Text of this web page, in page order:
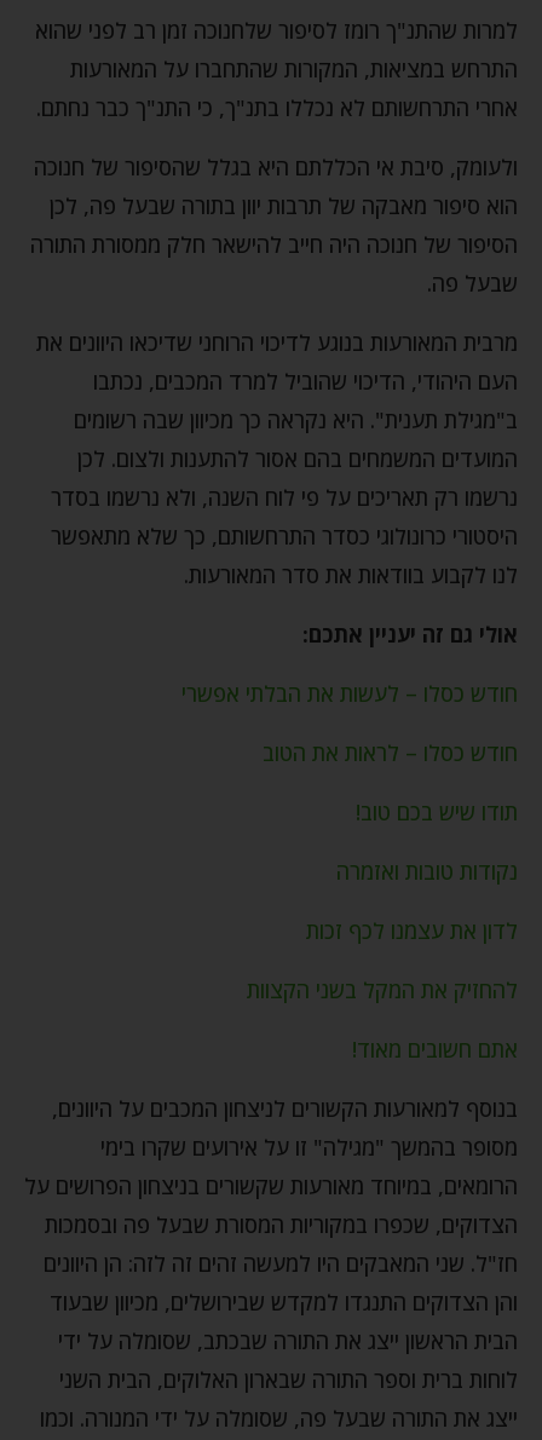
למרות שהתנ"ך רומז לסיפור שלחנוכה זמן רב לפני שהוא
התרחש במציאות, המקורות שהתחברו על המאורעות
אחרי התרחשותם לא נכללו בתנ"ך, כי התנ"ך כבר נחתם.
ולעומק, סיבת אי הכללתם היא בגלל שהסיפור של חנוכה
הוא סיפור מאבקה של תרבות יוון בתורה שבעל פה, לכן
הסיפור של חנוכה היה חייב להישאר חלק ממסורת התורה
שבעל פה.
מרבית המאורעות בנוגע לדיכוי הרוחני שדיכאו היוונים את
העם היהודי, הדיכוי שהוביל למרד המכבים, נכתבו
ב"מגילת תענית". היא נקראה כך מכיוון שבה רשומים
המועדים המשמחים בהם אסור להתענות ולצום. לכן
נרשמו רק תאריכים על פי לוח השנה, ולא נרשמו בסדר
היסטורי כרונולוגי כסדר התרחשותם, כך שלא מתאפשר
לנו לקבוע בוודאות את סדר המאורעות.
אולי גם זה יעניין אתכם:
חודש כסלו – לעשות את הבלתי אפשרי
חודש כסלו – לראות את הטוב
תודו שיש בכם טוב!
נקודות טובות ואזמרה
לדון את עצמנו לכף זכות
להחזיק את המקל בשני הקצוות
אתם חשובים מאוד!
בנוסף למאורעות הקשורים לניצחון המכבים על היוונים,
מסופר בהמשך "מגילה" זו על אירועים שקרו בימי
הרומאים, במיוחד מאורעות שקשורים בניצחון הפרושים על
הצדוקים, שכפרו במקוריות המסורת שבעל פה ובסמכות
חז"ל. שני המאבקים היו למעשה זהים זה לזה: הן היוונים
והן הצדוקים התנגדו למקדש שבירושלים, מכיוון שבעוד
הבית הראשון ייצג את התורה שבכתב, שסומלה על ידי
לוחות ברית וספר התורה שבארון האלוקים, הבית השני
ייצג את התורה שבעל פה, שסומלה על ידי המנורה. וכמו